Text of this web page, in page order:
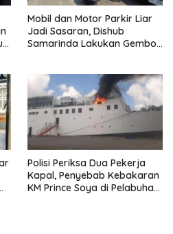
Mobil dan Motor Parkir Liar
Jadi Sasaran, Dishub
Samarinda Lakukan Gembok
Polisi Periksa Dua Pekerja
Kapal, Penyebab Kebakaran
KM Prince Soya di Pelabuhan